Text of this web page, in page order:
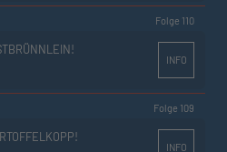
Folge 110
INFO
Folge 109
INFO